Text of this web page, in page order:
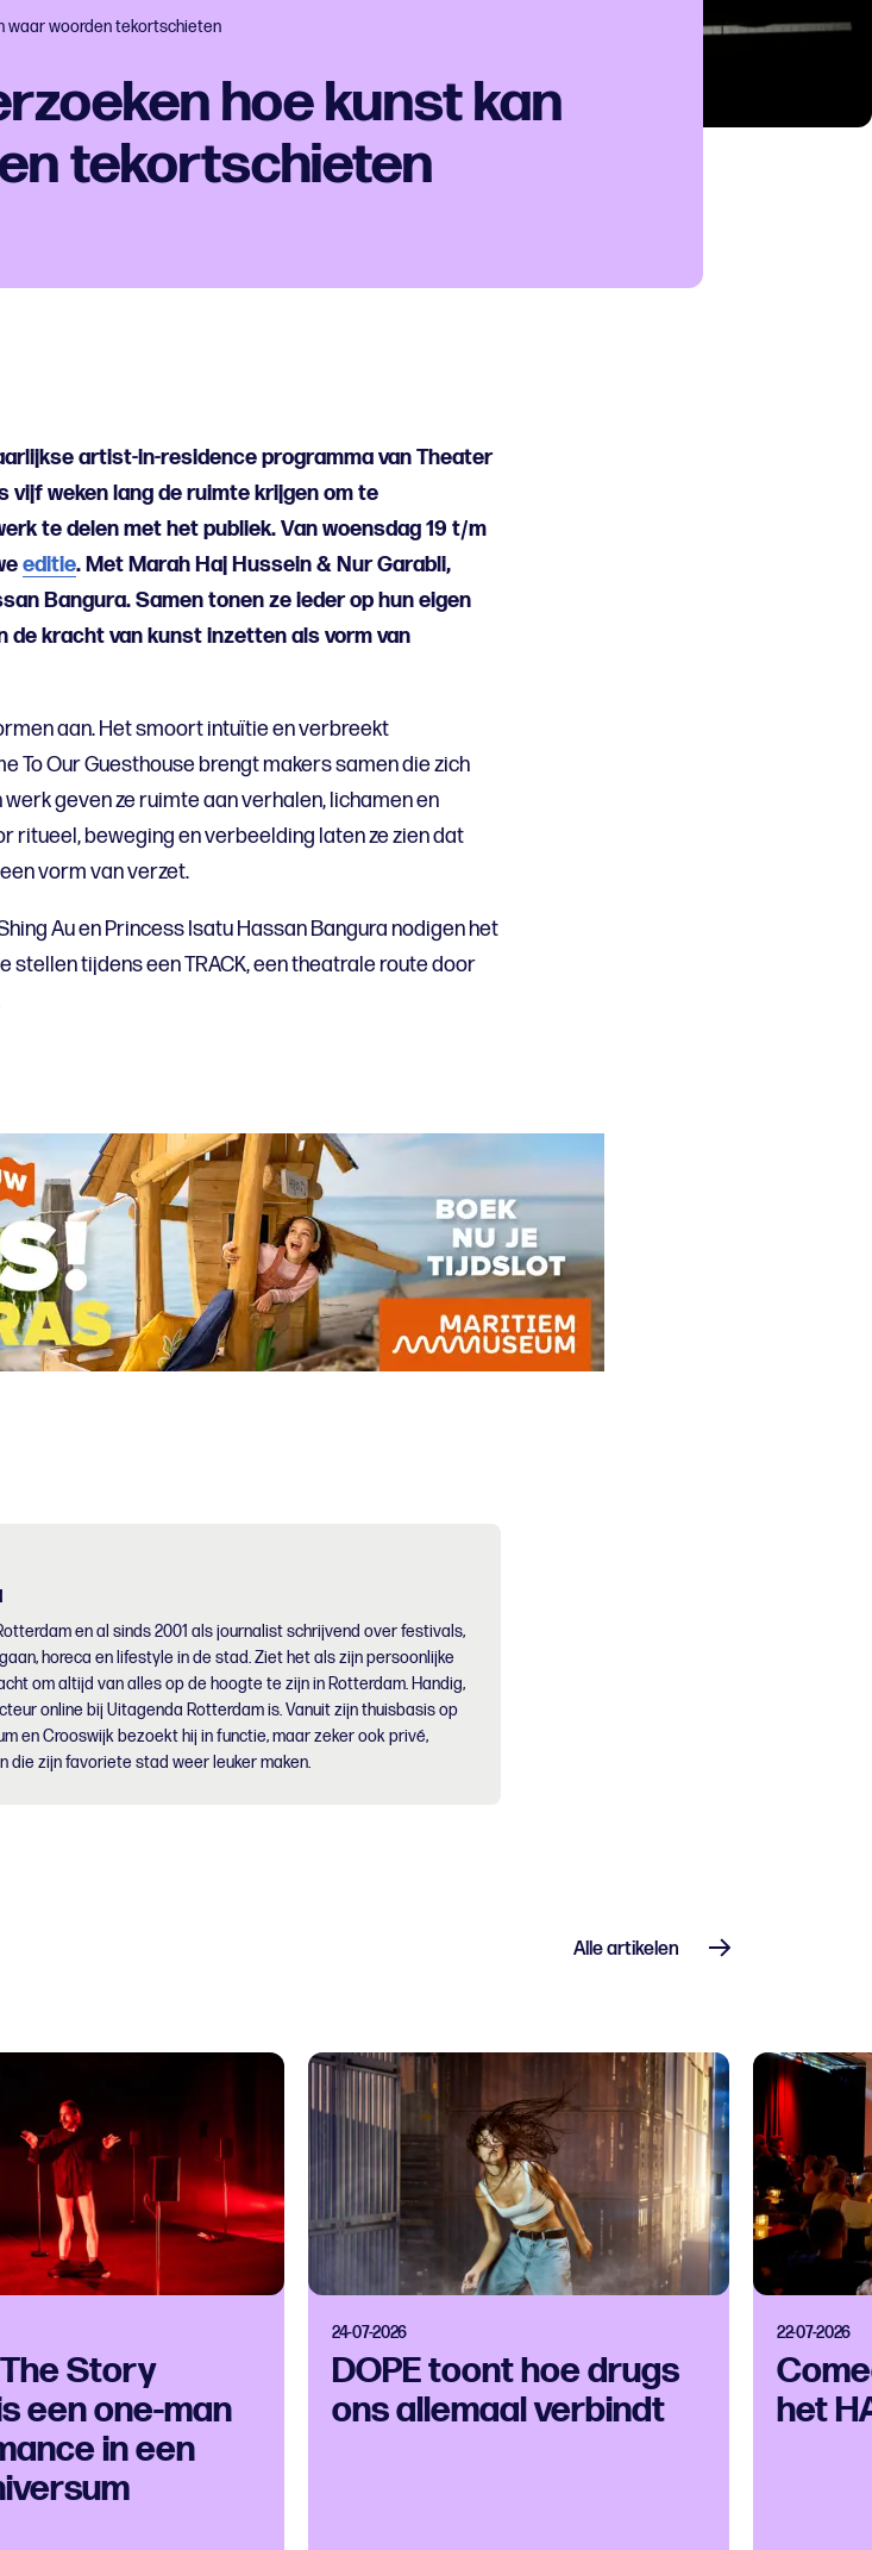
waar woorden tekortschieten
hoe kunst kan
tekortschieten
artist-in-residence programma van Theater
vijf weken lang de ruimte krijgen om te
te delen met het publiek. Van woensdag 19 t/m
editie. Met Marah Haj Hussein & Nur Garabli,
Bangura. Samen tonen ze ieder op hun eigen
de kracht van kunst inzetten als vorm van
aan. Het smoort intuïtie en verbreekt
To Our Guesthouse brengt makers samen die zich
geven ze ruimte aan verhalen, lichamen en
ritueel, beweging en verbeelding laten ze zien dat
vorm van verzet.
Au en Princess Isatu Hassan Bangura nodigen het
stellen tijdens een TRACK, een theatrale route door
en al sinds 2001 als journalist schrijvend over festivals,
horeca en lifestyle in de stad. Ziet het als zijn persoonlijke
om altijd van alles op de hoogte te zijn in Rotterdam. Handig,
online bij Uitagenda Rotterdam is. Vanuit zijn thuisbasis op
en Crooswijk bezoekt hij in functie, maar zeker ook privé,
die zijn favoriete stad weer leuker maken.
Alle artikelen
Story
een one-man
in een
24-07-2026
DOPE toont hoe drugs
ons allemaal verbindt
22-07-2026
het